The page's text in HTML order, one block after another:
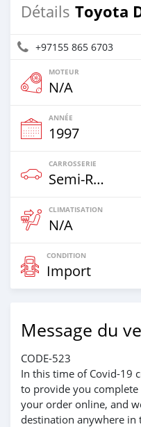
Détails Toyota
+97155 865 6703
MOTEUR
N/A
ANNÉE
1997
CARROSSERIE
Semi‒remorques
CLIMATISATION
N/A
CONDITION
Import
Message du
CODE-523
In this time of Covid-19
to provide you complete
your order online, and
destination anywhere